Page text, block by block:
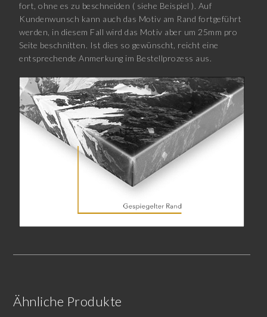
fort, ohne es zu beschneiden ( siehe Beispiel ). Auf
Kundenwunsch kann auch das Motiv am Rand fortgeführt
werden, in diesem Fall wird das Motiv aber um 25mm pro
Seite beschnitten. Ist dies so gewünscht, reicht eine
entsprechende Anmerkung im Bestellprozess aus.
Ähnliche Produkte